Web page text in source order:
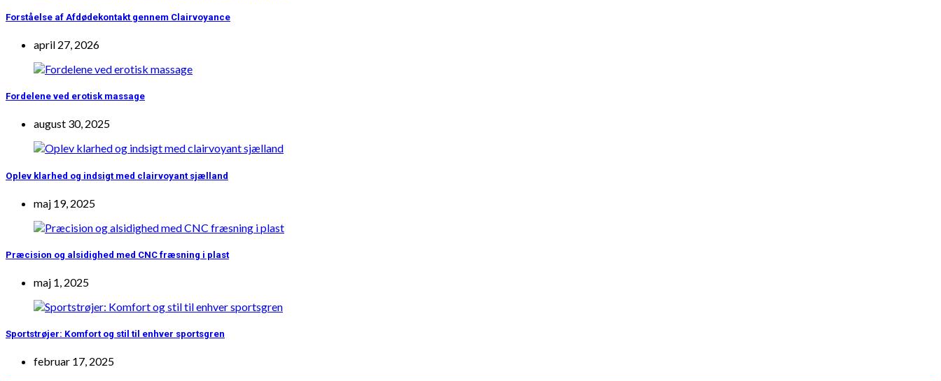
Forståelse af Afdødekontakt gennem Clairvoyance
april 27, 2026
Fordelene ved erotisk massage
august 30, 2025
Oplev klarhed og indsigt med clairvoyant sjælland
maj 19, 2025
Præcision og alsidighed med CNC fræsning i plast
maj 1, 2025
Sportstrøjer: Komfort og stil til enhver sportsgren
februar 17, 2025